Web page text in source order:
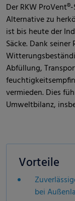
Der RKW
Alternative zu
ist bis heute der
Säcke. Dank
Abfüllung,
vermieden. Dies
Umweltbilanz,
Vorteile
bei